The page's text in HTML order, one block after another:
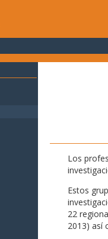
Los
Estos
22
2013) así